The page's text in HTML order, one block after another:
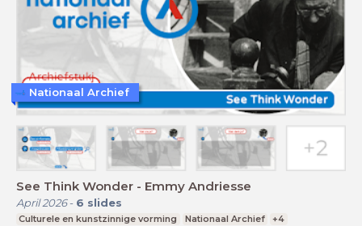
See Think Wonder - Emmy Andriesse
April 2026- 6 slides
Culturele en kunstzinnige vorming Nationaal Archief
+4
Nationaal Archief